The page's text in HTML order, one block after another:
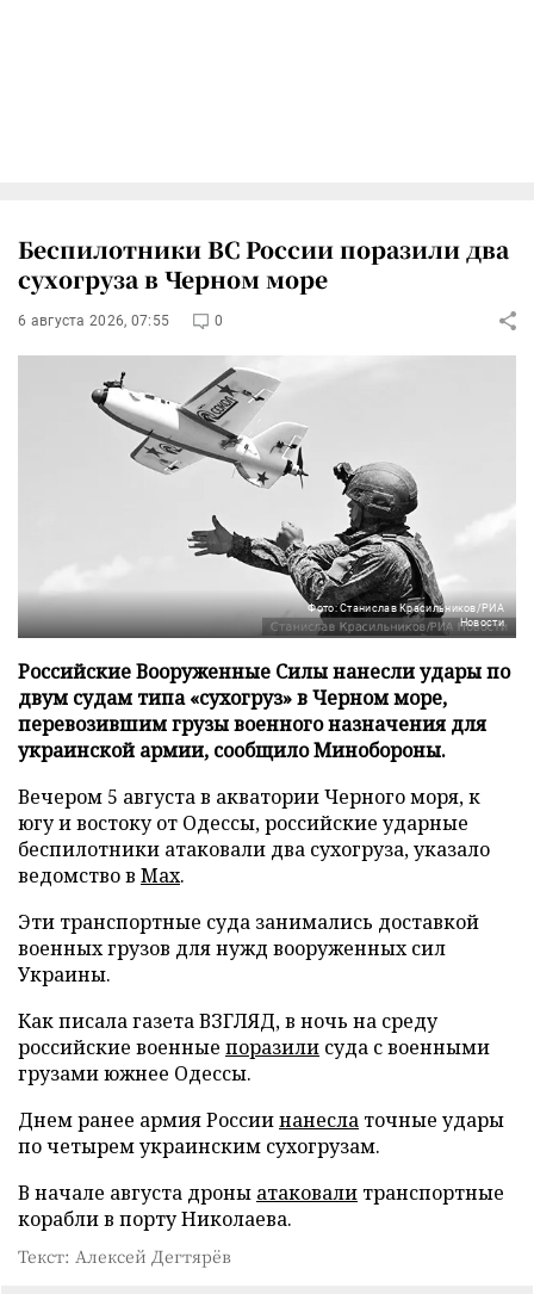
Беспилотники ВС России поразили два
сухогруза в Черном море
6 августа 2026, 07:55 0
Фото: Станислав Красильников/РИА
Новости
Российские Вооруженные Силы нанесли удары по
двум судам типа «сухогруз» в Черном море,
перевозившим грузы военного назначения для
украинской армии, сообщило Минобороны.
Вечером 5 августа в акватории Черного моря, к
югу и востоку от Одессы, российские ударные
беспилотники атаковали два сухогруза, указало
ведомство в Max.
Эти транспортные суда занимались доставкой
военных грузов для нужд вооруженных сил
Украины.
Как писала газета ВЗГЛЯД, в ночь на среду
российские военные поразили суда с военными
грузами южнее Одессы.
Днем ранее армия Россиинанесла точные удары
по четырем украинским сухогрузам.
В начале августа дроны атаковали транспортные
корабли в порту Николаева.
Текст: Алексей Дегтярёв